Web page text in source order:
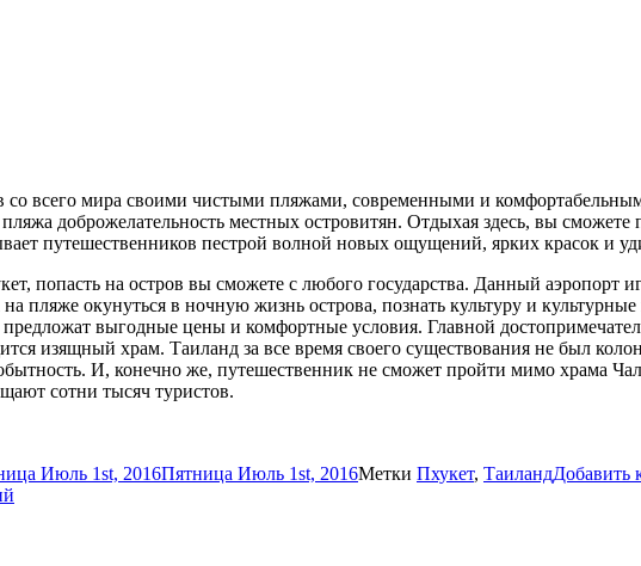
со всего мира своими чистыми пляжами, современными и
доброжелательность местных островитян. Отдыхая здесь, вы
путешественников пестрой волной новых ощущений, ярких красок и
попасть на остров вы сможете с любого государства. Данный аэропорт
пляже окунуться в ночную жизнь острова, познать культуру и
выгодные цены и комфортные условия. Главной
изящный храм. Таиланд за все время своего существования не был
И, конечно же, путешественник не сможет пройти мимо храма
сотни тысяч туристов.
Июль 1st, 2016Пятница Июль 1st, 2016Метки Пхукет, ТаиландДобавить